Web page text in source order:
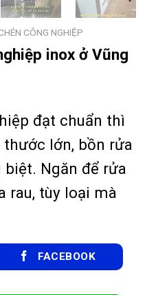
CÔNG NGHIỆP
inox ở Vũng
đạt chuẩn thì
lớn, bồn rửa
Ngăn để rửa
rau, tùy loại mà
FACEBOOK